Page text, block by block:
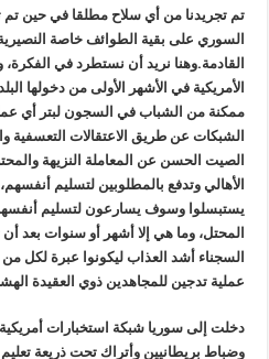
تم تجريدنا من أي سلاح مطلقا في حين تم
السوري على بقية الطوائف خاصة
القادمة.وهنا نريد أن نستطرد في
الأمريكية في الأشهر الأولى من دخولها
ممكنة من الشباب في السجون لبتر أي
الشبكات عن طريق الاعتقالات التعسفية
الصيت الحسن عن المعاملة النزيهة
الأهالي وتدفع بالمطلوبين لتسليم
يستبسلوا وسوف يسارعون لتسليم
المحتل، وما هي إلا أشهر أو سنوات بعد
السجناء أشد العذاب ليكونوا عبرة لكل
عملية تدجين للمجاهدين ذوي العقيدة
دخلت إلى سوريا شبكة استخبارات
وضباط بريطانيين وأتراك تحت ذريعة